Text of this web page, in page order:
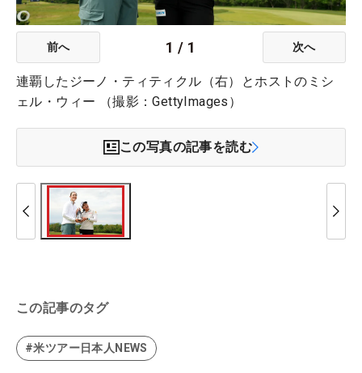
前へ 1 / 1 次へ
連覇したジーノ・ティティクル（右）とホストのミシ
ェル・ウィー （撮影：GettyImages）
この写真の記事を読む
この記事のタグ
#米ツアー日本人NEWS